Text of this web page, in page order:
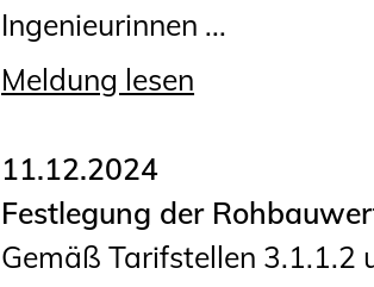
Recht
Planungswettbewerbe
Publikationen
Stellenbörse
Staatlich anerkannte
Sachverständige
Ingenieurinnen ...
Meldung lesen
11.12.2024
Festlegung der
Gemäß Tarifstellen 3.1.1.2